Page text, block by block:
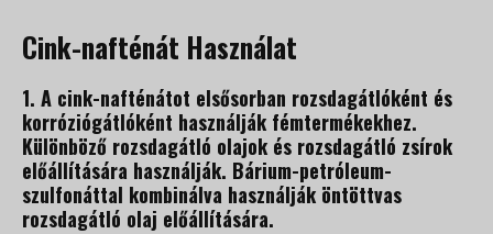
Cink-nafténát Használat
1. A cink-nafténátot elsősorban rozsdagátlóként és
korróziógátlóként használják fémtermékekhez.
Különböző rozsdagátló olajok és rozsdagátló zsírok
előállítására használják. Bárium-petróleum-
szulfonáttal kombinálva használják öntöttvas
rozsdagátló olaj előállítására.